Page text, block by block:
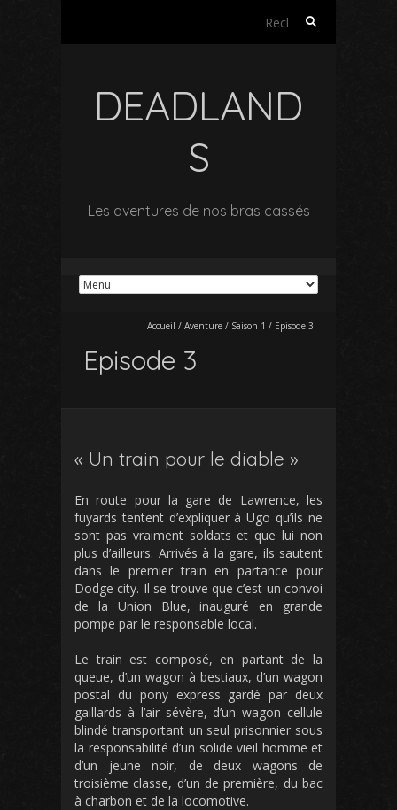
Rechercher :
DEADLAND
S
Les aventures de nos bras cassés
Accueil / Aventure / Saison 1 / Episode 3
Episode 3
« Un train pour le diable »
En route pour la gare de Lawrence, les
fuyards tentent d’expliquer à Ugo qu’ils ne
sont pas vraiment soldats et que lui non
plus d’ailleurs. Arrivés à la gare, ils sautent
dans le premier train en partance pour
Dodge city. Il se trouve que c’est un convoi
de la Union Blue, inauguré en grande
pompe par le responsable local.
Le train est composé, en partant de la
queue, d’un wagon à bestiaux, d’un wagon
postal du pony express gardé par deux
gaillards à l’air sévère, d’un wagon cellule
blindé transportant un seul prisonnier sous
la responsabilité d’un solide vieil homme et
d’un jeune noir, de deux wagons de
troisième classe, d’un de première, du bac
à charbon et de la locomotive.